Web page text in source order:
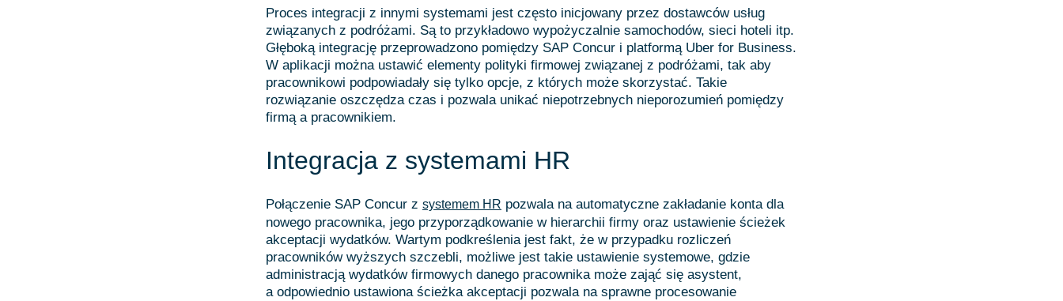
Proces integracji z innymi systemami jest często inicjowany przez dostawców usług
związanych z podróżami. Są to przykładowo wypożyczalnie samochodów, sieci hoteli itp.
Głęboką integrację przeprowadzono pomiędzy SAP Concur i platformą Uber for Business.
W aplikacji można ustawić elementy polityki firmowej związanej z podróżami, tak aby
pracownikowi podpowiadały się tylko opcje, z których może skorzystać. Takie
rozwiązanie oszczędza czas i pozwala unikać niepotrzebnych nieporozumień pomiędzy
firmą a pracownikiem.
Integracja z systemami HR
Połączenie SAP Concur z systemem HR pozwala na automatyczne zakładanie konta dla
nowego pracownika, jego przyporządkowanie w hierarchii firmy oraz ustawienie ścieżek
akceptacji wydatków. Wartym podkreślenia jest fakt, że w przypadku rozliczeń
pracowników wyższych szczebli, możliwe jest takie ustawienie systemowe, gdzie
administracją wydatków firmowych danego pracownika może zająć się asystent,
a odpowiednio ustawiona ścieżka akceptacji pozwala na sprawne procesowanie